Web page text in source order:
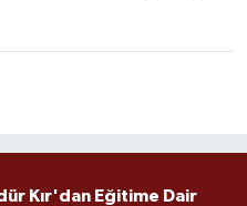
Kır'dan Eğitime Dair